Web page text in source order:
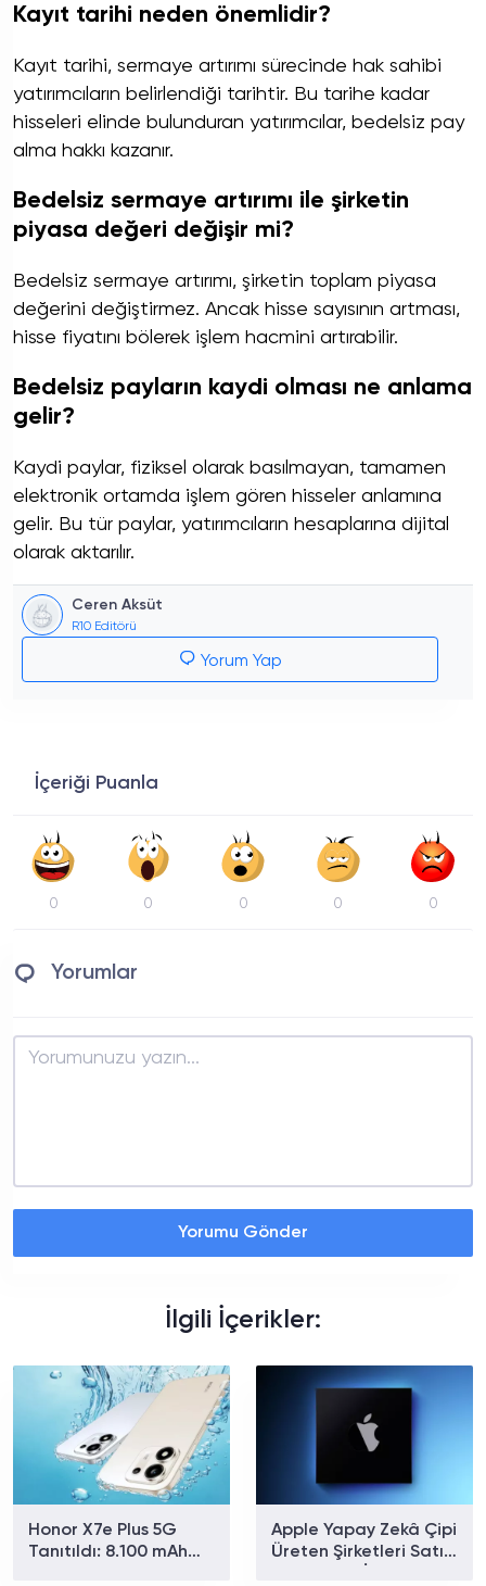
Kayıt tarihi neden önemlidir?
Kayıt tarihi, sermaye artırımı sürecinde hak sahibi
yatırımcıların belirlendiği tarihtir. Bu tarihe kadar
hisseleri elinde bulunduran yatırımcılar, bedelsiz pay
alma hakkı kazanır.
Bedelsiz sermaye artırımı ile şirketin
piyasa değeri değişir mi?
Bedelsiz sermaye artırımı, şirketin toplam piyasa
değerini değiştirmez. Ancak hisse sayısının artması,
hisse fiyatını bölerek işlem hacmini artırabilir.
Bedelsiz payların kaydi olması ne anlama
gelir?
Kaydi paylar, fiziksel olarak basılmayan, tamamen
elektronik ortamda işlem gören hisseler anlamına
gelir. Bu tür paylar, yatırımcıların hesaplarına dijital
olarak aktarılır.
Ceren Aksüt
R10 Editörü
Yorum Yap
İçeriği Puanla
0 0 0 0 0
Yorumlar
Yorumu Gönder
İlgili İçerikler:
Honor X7e Plus 5G
Tanıtıldı: 8.100 mAh
Apple Yapay Zekâ Çipi
Üreten Şirketleri Satın